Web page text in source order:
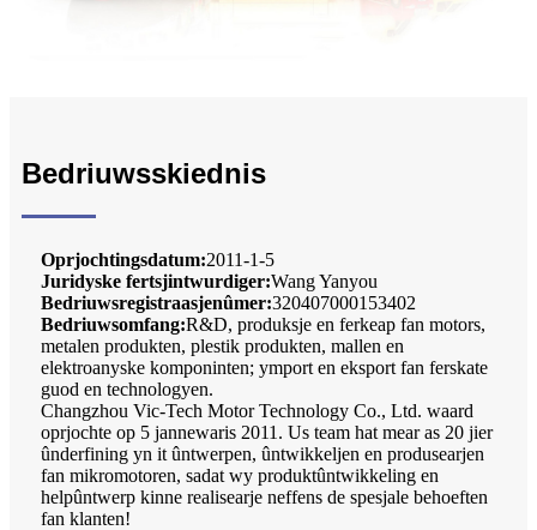
Bedriuwsskiednis
Oprjochtingsdatum:2011-1-5
Juridyske fertsjintwurdiger:Wang Yanyou
Bedriuwsregistraasjenûmer:320407000153402
Bedriuwsomfang:R&D, produksje en ferkeap fan motors,
metalen produkten, plestik produkten, mallen en
elektroanyske komponinten; ymport en eksport fan ferskate
guod en technologyen.
Changzhou Vic-Tech Motor Technology Co., Ltd. waard
oprjochte op 5 jannewaris 2011. Us ​​team hat mear as 20 jier
ûnderfining yn it ûntwerpen, ûntwikkeljen en produsearjen
fan mikromotoren, sadat wy produktûntwikkeling en
helpûntwerp kinne realisearje neffens de spesjale behoeften
fan klanten!